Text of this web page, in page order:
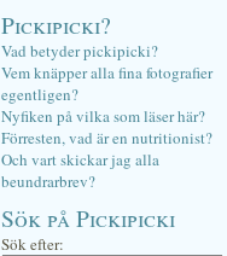
Pickipicki?
Vad betyder pickipicki?
Vem knäpper alla fina fotografier
egentligen?
Nyfiken på vilka som läser här?
Förresten, vad är en nutritionist?
Och vart skickar jag alla
beundrarbrev?
Sök på Pickipicki
Sök efter: